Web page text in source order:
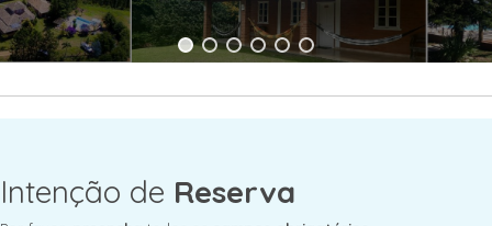
Intenção de Reserva